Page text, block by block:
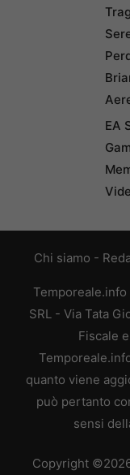
EA
Chi siamo -
Temporeale.info
SRL - Via Tata
Fiscale
quanto viene
può pertanto
sensi
Copyright